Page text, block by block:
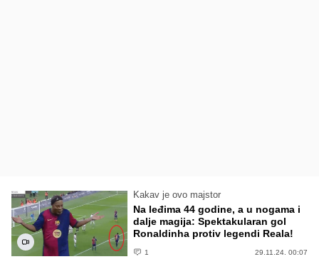
Kakav je ovo majstor
Na leđima 44 godine, a u nogama i
dalje magija: Spektakularan gol
Ronaldinha protiv legendi Reala!
1 29.11.24. 00:07